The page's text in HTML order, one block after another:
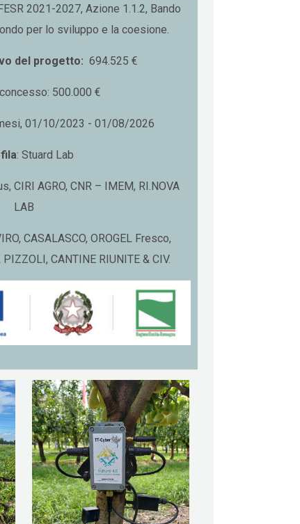
2021-2027, Azione 1.1.2, Bando
per lo sviluppo e la coesione.
del progetto: 694.525 €
500.000 €
01/10/2023 - 01/08/2026
: Stuard Lab
CIRI AGRO, CNR – IMEM, RI.NOVA
LAB
CASALASCO, OROGEL Fresco,
CANTINE RIUNITE & CIV.